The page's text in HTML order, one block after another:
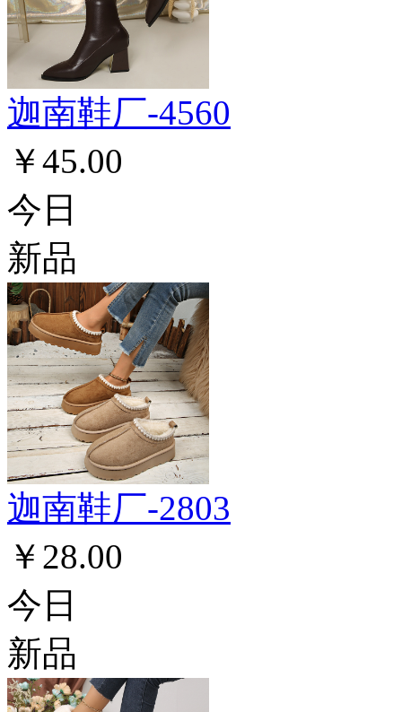
迦南鞋厂-4560
￥45.00
今日
新品
迦南鞋厂-2803
￥28.00
今日
新品